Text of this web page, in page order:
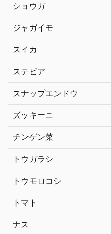
ショウガ
ジャガイモ
スイカ
ステビア
スナップエンドウ
ズッキーニ
チンゲン菜
トウガラシ
トウモロコシ
トマト
ナス